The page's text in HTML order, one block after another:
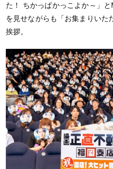
た！ ちかっぱかっこよか～」
を見せながらも「お集まりいた
挨拶。